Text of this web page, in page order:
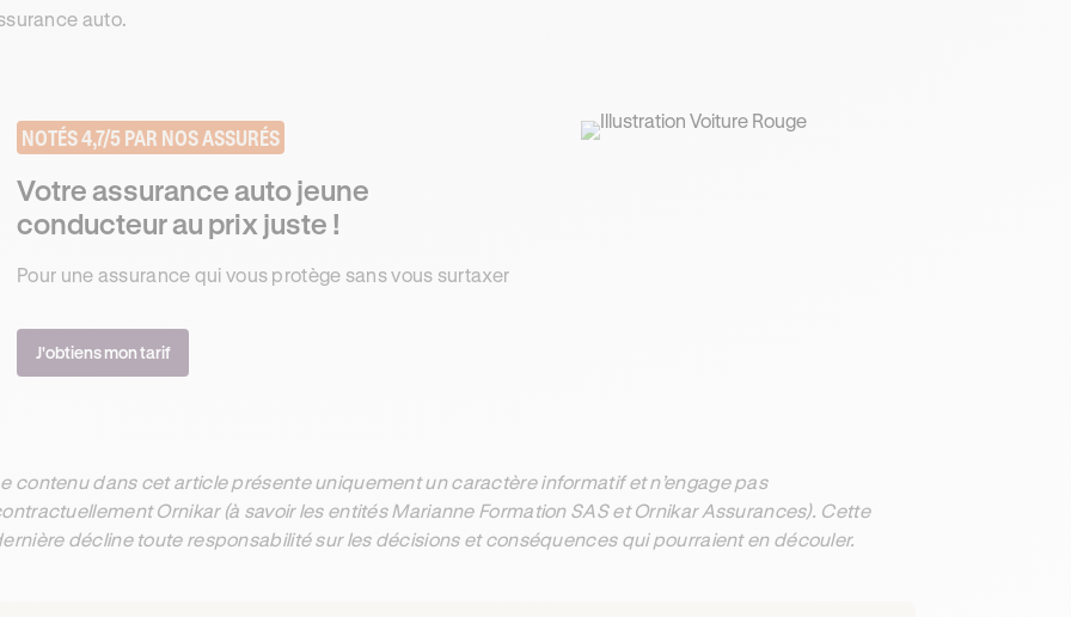
auto.
NOTÉS 4,7/5 PAR NOS ASSURÉS
Votre assurance auto jeune
conducteur au prix juste !
Pour une assurance qui vous protège sans vous surtaxer
J'obtiens mon tarif
contenu dans cet article présente uniquement un caractère informatif et n’engage pas
Ornikar (à savoir les entités Marianne Formation SAS et Ornikar Assurances). Cette
décline toute responsabilité sur les décisions et conséquences qui pourraient en découler.